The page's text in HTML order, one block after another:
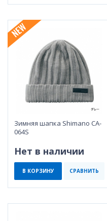
Зимняя шапка Shimano CA-
064S
Нет в наличии
В КОРЗИНУ СРАВНИТЬ